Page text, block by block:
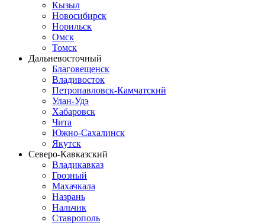
Кызыл
Новосибирск
Норильск
Омск
Томск
Дальневосточный
Благовещенск
Владивосток
Петропавловск-Камчатский
Улан-Удэ
Хабаровск
Чита
Южно-Сахалинск
Якутск
Северо-Кавказский
Владикавказ
Грозный
Махачкала
Назрань
Нальчик
Ставрополь